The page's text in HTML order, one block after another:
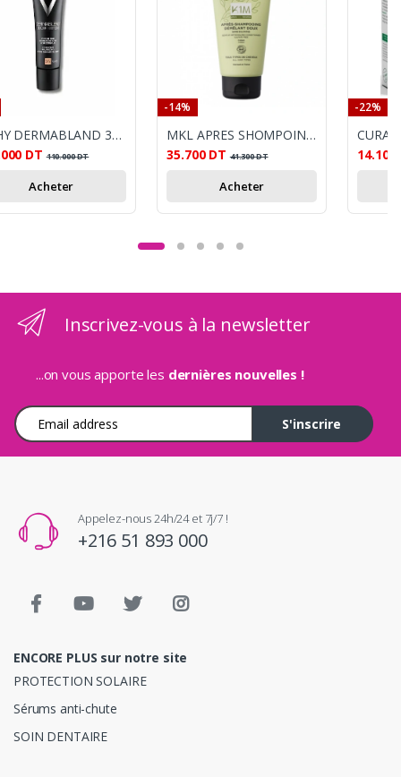
VICHY DERMABLAND 3D SAND 35 SPF25 30ML
DT 110.000DT
Acheter
-14%
MKL APRES SHOMPOING DEMELANT EXTRA DOUX BIO 150ML
35.700 DT 41.300DT
Acheter
-22%
14.100
Inscrivez-vous à la newsletter
...on vous apporte les dernières nouvelles !
Adresse e-mail
S'inscrire
Appelez-nous 24h/24 et 7j/7 !
+216 51 893 000
ENCORE PLUS sur notre site
PROTECTION SOLAIRE
Sérums anti-chute
SOIN DENTAIRE